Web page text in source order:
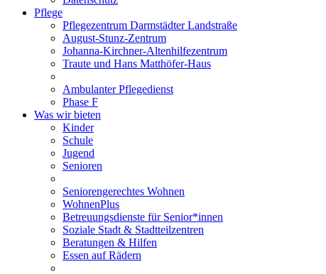
Pflege
Pflegezentrum Darmstädter Landstraße
August-Stunz-Zentrum
Johanna-Kirchner-Altenhilfezentrum
Traute und Hans Matthöfer-Haus
Ambulanter Pflegedienst
Phase F
Was wir bieten
Kinder
Schule
Jugend
Senioren
Seniorengerechtes Wohnen
WohnenPlus
Betreuungsdienste für Senior*innen
Soziale Stadt & Stadtteilzentren
Beratungen & Hilfen
Essen auf Rädern